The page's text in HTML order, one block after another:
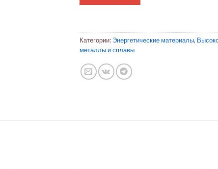
Категории: Энергетические материалы,
металлы и сплавы